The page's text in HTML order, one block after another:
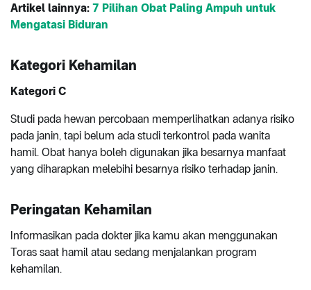
Artikel lainnya: 7 Pilihan Obat Paling Ampuh untuk
Mengatasi Biduran
Kategori Kehamilan
Kategori C
Studi pada hewan percobaan memperlihatkan adanya risiko
pada janin, tapi belum ada studi terkontrol pada wanita
hamil. Obat hanya boleh digunakan jika besarnya manfaat
yang diharapkan melebihi besarnya risiko terhadap janin.
Peringatan Kehamilan
Informasikan pada dokter jika kamu akan menggunakan
Toras saat hamil atau sedang menjalankan program
kehamilan.